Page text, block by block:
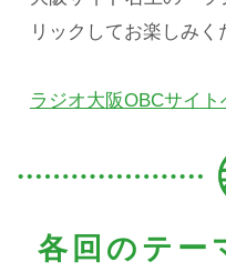
リックしてお楽しみく
ラジオ大阪OBCサイト
各回のテー